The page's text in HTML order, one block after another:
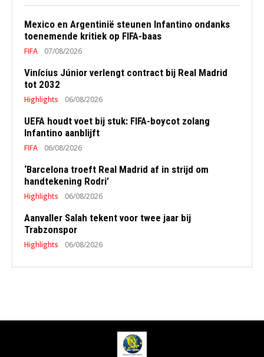
Mexico en Argentinië steunen Infantino ondanks
toenemende kritiek op FIFA-baas
FIFA 07/08/2026
Vinícius Júnior verlengt contract bij Real Madrid
tot 2032
Highlights 06/08/2026
UEFA houdt voet bij stuk: FIFA-boycot zolang
Infantino aanblijft
FIFA 06/08/2026
‘Barcelona troeft Real Madrid af in strijd om
handtekening Rodri’
Highlights 06/08/2026
Aanvaller Salah tekent voor twee jaar bij
Trabzonspor
Highlights 06/08/2026